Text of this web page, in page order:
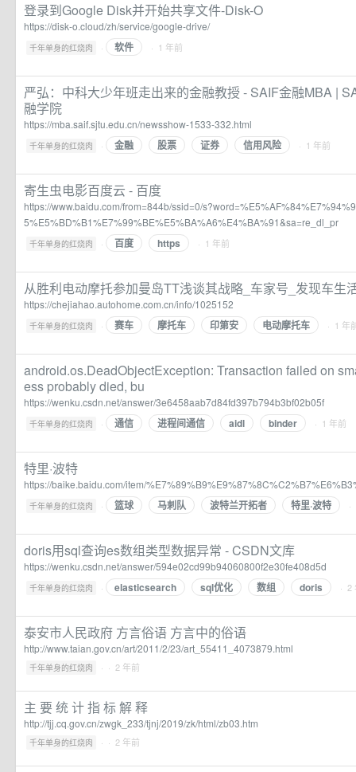
登录到Google Disk并开始共享文件-Disk-O
https://disk-o.cloud/zh/service/google-drive/
千年单身的红烧肉 · 软件 · 1 年前
严弘：中科大少年班走出来的金融教授 - SAIF金融MBA |
融学院
https://mba.saif.sjtu.edu.cn/newsshow-1533-332.html
千年单身的红烧肉 · 金融 股票 证券 信用风险 · 1 年前
寄生虫电影百度云 - 百度
https://www.baidu.com/from=844b/ssid=0/
5%E5%BD%B1%E7%99%BE%E5%BA%A6%E4%BA%91&sa=re_dl_pr
千年单身的红烧肉 · 百度 https · 1 年前
从胜利电动摩托参加曼岛TT浅谈其战略_车家号_发现车生
https://chejiahao.autohome.com.cn/info/1025152
千年单身的红烧肉 · 赛车 摩托车 印第安 电动摩托车 · 1 年
android.os.DeadObjectException: Transaction failed on
ess probably died, bu
https://wenku.csdn.net/answer/3e6458aab7d84fd397b794b3bf02b05f
千年单身的红烧肉 · 通信 进程间通信 aidl binder · 1 年前
特里·波特
https://baike.baidu.com/item/
千年单身的红烧肉 · 篮球 马刺队 波特兰开拓者 特里·波特
doris用sql查询es数组类型数据异常 - CSDN文库
https://wenku.csdn.net/answer/594e02cd99b94060800f2e30fe408d5d
千年单身的红烧肉 · elasticsearch sql优化 数组 doris · 2
泰安市人民政府 方言俗语 方言中的俗语
http://www.taian.gov.cn/art/2011/2/23/art_55411_4073879.html
千年单身的红烧肉 · · 2 年前
主 要 统 计 指 标 解 释
http://tjj.cq.gov.cn/zwgk_233/tjnj/2019/zk/html/zb03.htm
千年单身的红烧肉 · · 2 年前